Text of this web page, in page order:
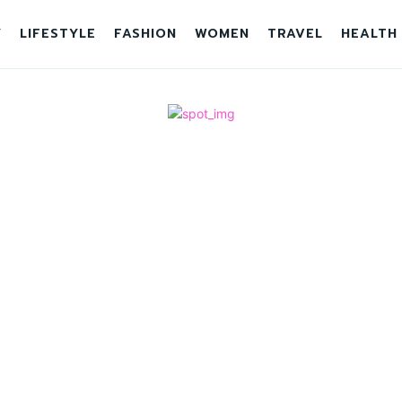
LIFESTYLE FASHION WOMEN TRAVEL HEALTH